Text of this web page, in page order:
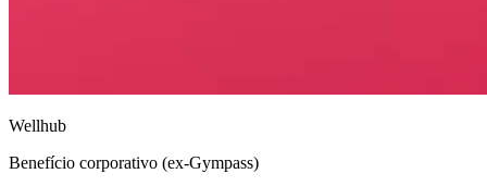
Wellhub
Benefício corporativo (ex-Gympass)